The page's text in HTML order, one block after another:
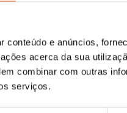
conteúdo e anúncios,
acerca da sua
combinar com outras
serviços.